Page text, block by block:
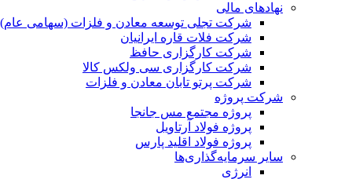
نهادهای مالی
شرکت تجلی توسعه معادن و فلزات (سهامی عام)
شرکت فلات قاره ایرانیان
شرکت کارگزاری حافظ
شرکت کارگزاری سی ولکس کالا
شرکت پرتو تابان معادن و فلزات
شرکت پروژه
پروژه مجتمع مس جانجا
پروژه فولاد آرتاویل
پروژه فولاد اقلید پارس
سایر سرمایه‌گذاری‌ها
انرژی